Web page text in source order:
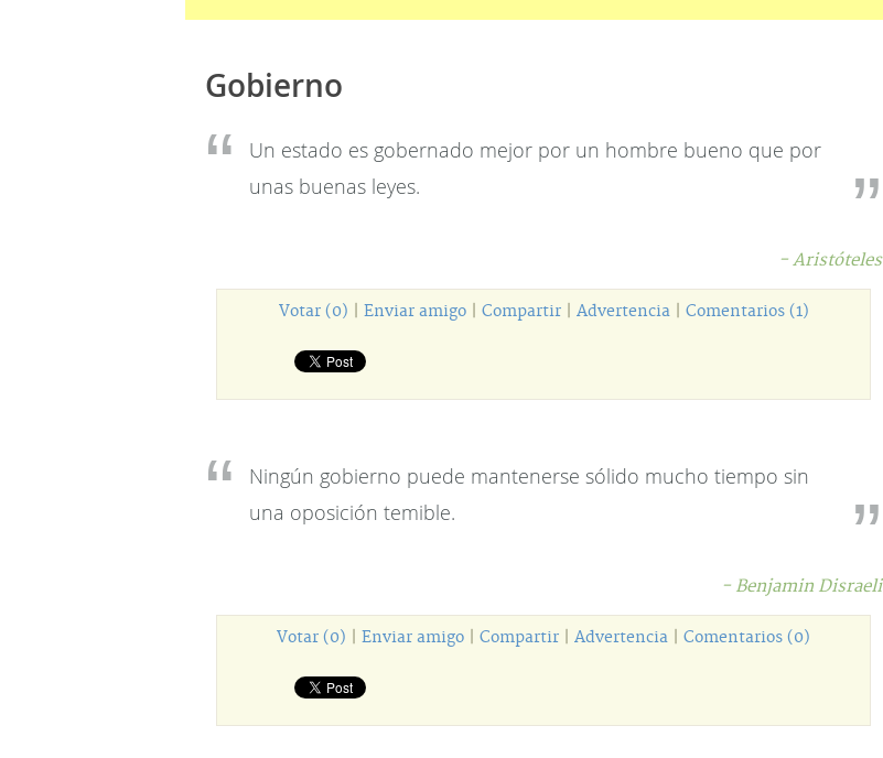
Gobierno
Un estado es gobernado mejor por un hombre bueno que por
unas buenas leyes.
- Aristóteles
Votar (0) Enviar amigo| Compartir| Advertencia| Comentarios (1)
Ningún gobierno puede mantenerse sólido mucho tiempo sin
una oposición temible.
- Benjamin Disraeli
Votar (0) Enviar amigo Compartir Advertencia Comentarios (0)